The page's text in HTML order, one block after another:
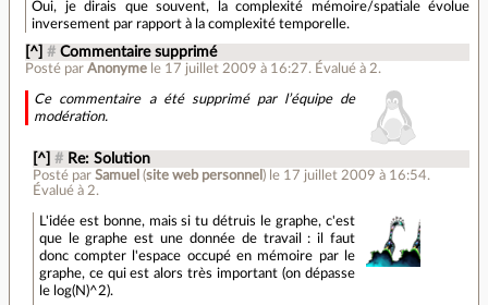
Oui, je dirais que souvent, la complexité mémoire/spatiale évolue
inversement par rapport à la complexité temporelle.
[^] # Commentaire supprimé
Posté parAnonyme le 17 juillet 2009 à 16:27. Évalué à 2.
Ce commentaire a été supprimé par l’équipe de
modération.
[^] # Re: Solution
Posté par Samuel (site web personnel ) le 17 juillet 2009 à 16:54.
Évalué à 2.
L'idée est bonne, mais si tu détruis le graphe, c'est
que le graphe est une donnée de travail : il faut
donc compter l'espace occupé en mémoire par le
graphe, ce qui est alors très important (on dépasse
le log(N)^2).